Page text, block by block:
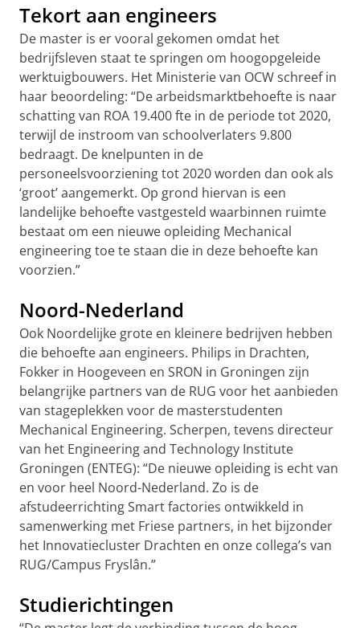
Tekort aan engineers
De master is er vooral gekomen omdat het
bedrijfsleven staat te springen om hoogopgeleide
werktuigbouwers. Het Ministerie van OCW schreef in
haar beoordeling: “De arbeidsmarktbehoefte is naar
schatting van ROA 19.400 fte in de periode tot 2020,
terwijl de instroom van schoolverlaters 9.800
bedraagt. De knelpunten in de
personeelsvoorziening tot 2020 worden dan ook als
‘groot’ aangemerkt. Op grond hiervan is een
landelijke behoefte vastgesteld waarbinnen ruimte
bestaat om een nieuwe opleiding Mechanical
engineering toe te staan die in deze behoefte kan
voorzien.”
Noord-Nederland
Ook Noordelijke grote en kleinere bedrijven hebben
die behoefte aan engineers. Philips in Drachten,
Fokker in Hoogeveen en SRON in Groningen zijn
belangrijke partners van de RUG voor het aanbieden
van stageplekken voor de masterstudenten
Mechanical Engineering. Scherpen, tevens directeur
van het Engineering and Technology Institute
Groningen (ENTEG): “De nieuwe opleiding is echt van
en voor heel Noord-Nederland. Zo is de
afstudeerrichting Smart factories ontwikkeld in
samenwerking met Friese partners, in het bijzonder
het Innovatiecluster Drachten en onze collega’s van
RUG/Campus Fryslân.”
Studierichtingen